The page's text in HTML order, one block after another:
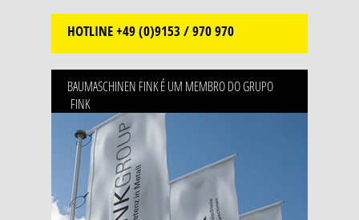
HOTLINE+49 (0)9153 / 970 970
BAUMASCHINEN FINK É UM MEMBRO DO GRUPO
FINK